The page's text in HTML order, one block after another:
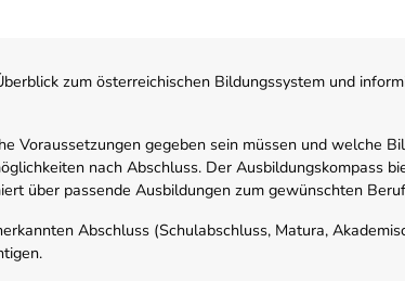
zum österreichischen Bildungssystem und
Voraussetzungen gegeben sein müssen und welche
nach Abschluss. Der Ausbildungskompass
über passende Ausbildungen zum gewünschten
Abschluss (Schulabschluss, Matura,